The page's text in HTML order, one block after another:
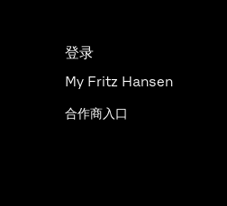
登录
My Fritz Hansen
合作商入口